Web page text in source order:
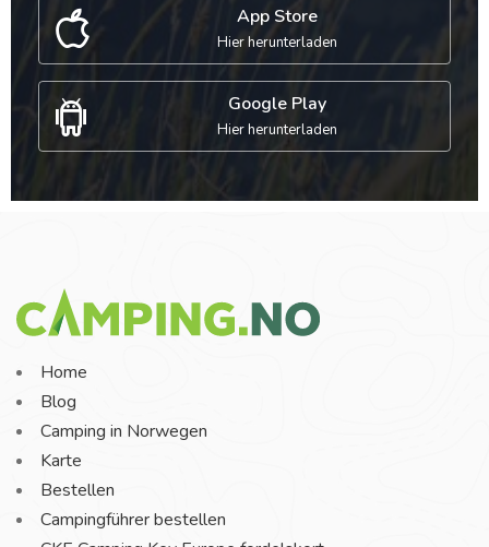
App Store
Hier herunterladen
Google Play
Hier herunterladen
Home
Blog
Camping in Norwegen
Karte
Bestellen
Campingführer bestellen